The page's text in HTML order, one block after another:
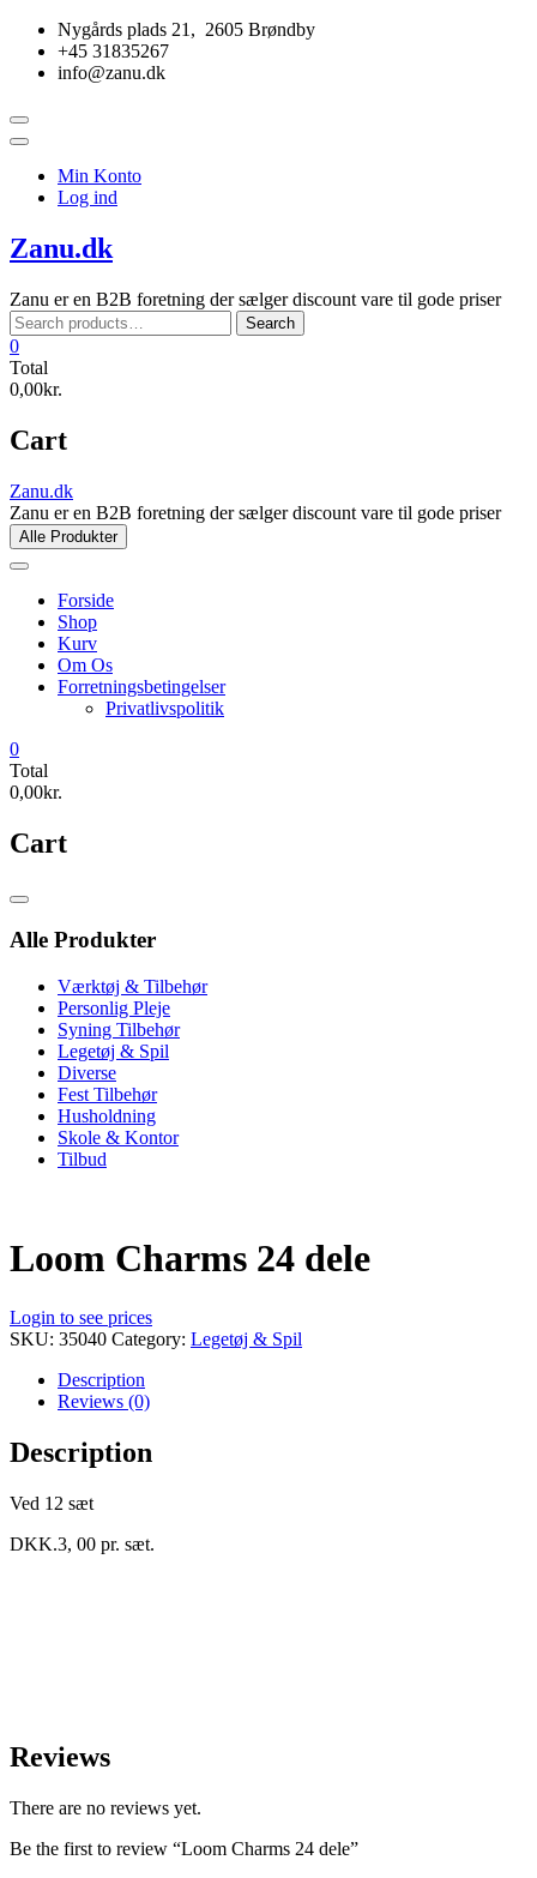
Skip
content
Nygårds plads 21, 2605 Brøndby
+45 31835267
info@zanu.dk
Topbar
Menu
Min Konto
Log ind
Zanu.dk
Zanu er en B2B foretning der sælger discount vare til gode priser
Search
for:
Search
0
Total
0,00kr.
Cart
Zanu.dk
Zanu er en B2B foretning der sælger discount vare til gode priser
Alle Produkter
Forside
Shop
Kurv
Om Os
Forretningsbetingelser
Privatlivspolitik
0
Total
0,00kr.
Cart
Catalog
Alle Produkter
Værktøj & Tilbehør
Personlig Pleje
Syning Tilbehør
Legetøj & Spil
Diverse
Fest Tilbehør
Husholdning
Skole & Kontor
Tilbud
Loom Charms 24 dele
Login to see prices
SKU: 35040 Category: Legetøj & Spil
Description
Reviews (0)
Description
Ved 12 sæt
DKK.3, 00 pr. sæt.
Reviews
There are no reviews yet.
Be the first to review “Loom Charms 24 dele”